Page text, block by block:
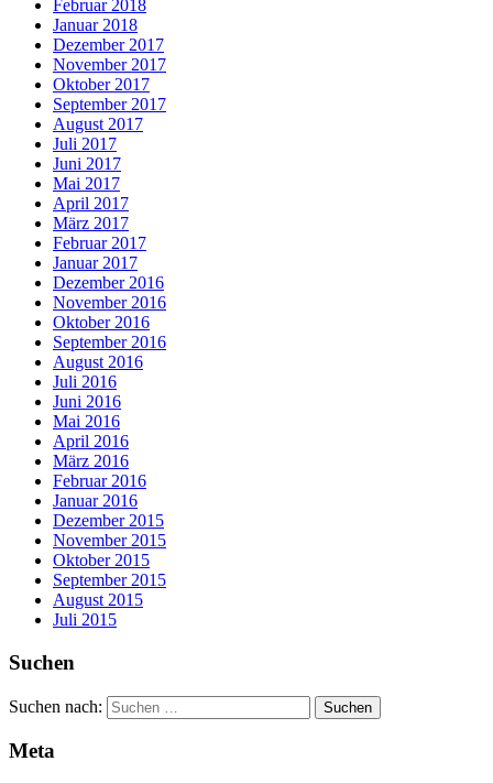
Februar 2018
Januar 2018
Dezember 2017
November 2017
Oktober 2017
September 2017
August 2017
Juli 2017
Juni 2017
Mai 2017
April 2017
März 2017
Februar 2017
Januar 2017
Dezember 2016
November 2016
Oktober 2016
September 2016
August 2016
Juli 2016
Juni 2016
Mai 2016
April 2016
März 2016
Februar 2016
Januar 2016
Dezember 2015
November 2015
Oktober 2015
September 2015
August 2015
Juli 2015
Suchen
Suchen nach:
Meta